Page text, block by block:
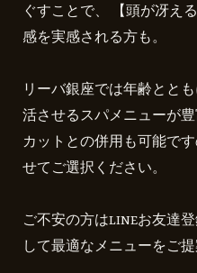
ぐすことで、 【頭が冴え
感を実感される方も。
リーバ銀座では年齢とと
活させるスパメニューが豊
カットとの併用も可能で
せてご選択ください。
ご不安の方はLINEお友達
して最適なメニューをご提